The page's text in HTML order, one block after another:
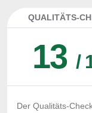
QUALITÄTS-
13 /
Der Qualitäts-